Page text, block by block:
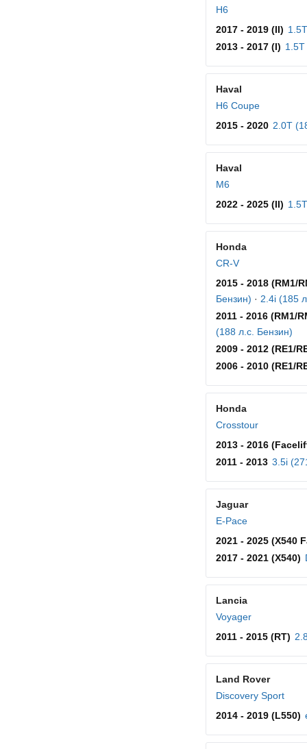
H6
2017 - 2019 (II)
2013 - 2017 (I)
Haval
H6 Coupe
2015 - 2020 2.0T
Haval
M6
2022 - 2025 (II)
Honda
CR-V
2015 - 2018 (RM1/
Бензин) · 2.4i (185
2011 - 2016 (RM1/
(188 л.с. Бензин)
2009 - 2012 (RE1/
2006 - 2010 (RE1/
Honda
Crosstour
2013 - 2016
2011 - 2013 3.5i
Jaguar
E-Pace
2021 - 2025 (X540
2017 - 2021 (X540)
Lancia
Voyager
2011 - 2015 (RT)
Land Rover
Discovery Sport
2014 - 2019 (L550)